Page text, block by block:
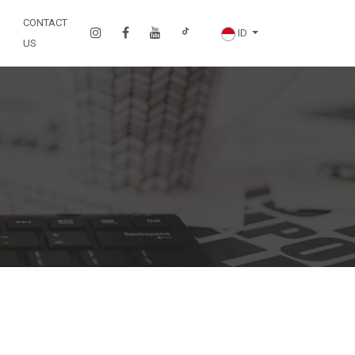
CONTACT
US
ID